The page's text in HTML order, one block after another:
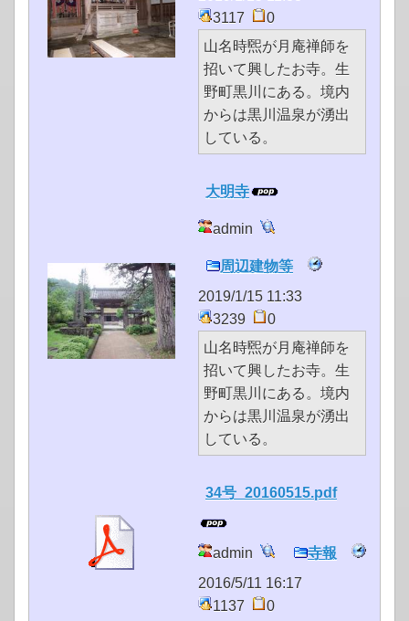
3117
0
山名時煕が月庵禅師を
招いて興したお寺。生
野町黒川にある。境内
からは黒川温泉が湧出
している。
大明寺
admin
周辺建物等
2019/1/15 11:33
3239
0
山名時煕が月庵禅師を
招いて興したお寺。生
野町黒川にある。境内
からは黒川温泉が湧出
している。
34号_20160515.pdf
admin
寺報
2016/5/11 16:17
1137
0